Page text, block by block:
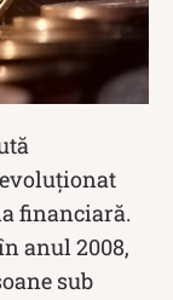
financiară.
anul 2008,
sub